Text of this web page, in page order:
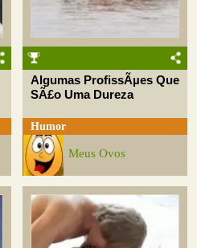
Algumas ProfissÃµes Que
SÃ£o Uma Dureza
Humor
Meus Ovos